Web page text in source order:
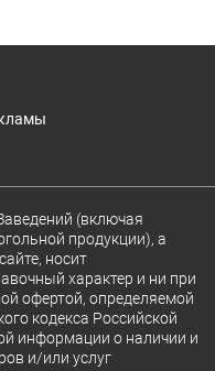
(включая
продукции), а
носит
характер и ни при
офертой, определяемой
кодекса Российской
информации о наличии и
и/или услуг